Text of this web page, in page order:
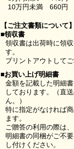
10万円未満
660円
【ご注文書類について】
■領収書
領収書は出荷時に領
す。
プリントアウトしてご
■お買い上げ明細書
金額を記載した明細
しております。（直
ん。）
特に指定がなければ
ます。
ご贈答の利用の際は
明細書の同梱がご不
し付けください。